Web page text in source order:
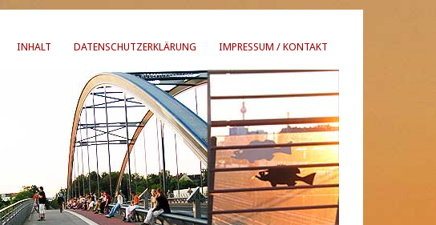
INHALT DATENSCHUTZERKLÄRUNG IMPRESSUM / KONTAKT